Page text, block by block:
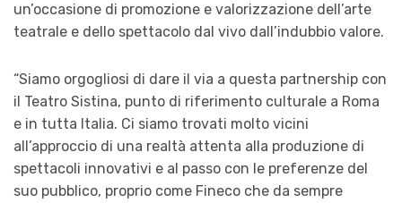
un’occasione di promozione e valorizzazione dell’arte
teatrale e dello spettacolo dal vivo dall’indubbio valore.
“Siamo orgogliosi di dare il via a questa partnership con
il Teatro Sistina, punto di riferimento culturale a Roma
e in tutta Italia. Ci siamo trovati molto vicini
all’approccio di una realtà attenta alla produzione di
spettacoli innovativi e al passo con le preferenze del
suo pubblico, proprio come Fineco che da sempre